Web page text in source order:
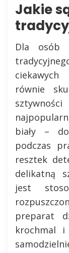
Jakie
Dla osób
równie
biały –
podczas
resztek
delikatną
jest
preparat
krochmal i